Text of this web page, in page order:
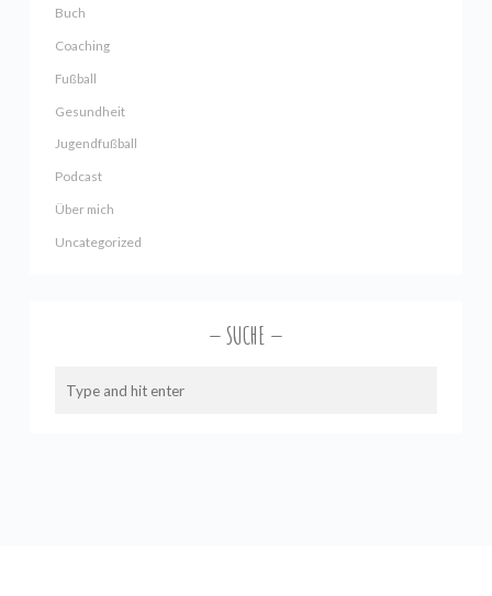
Buch
Coaching
Fußball
Gesundheit
Jugendfußball
Podcast
Über mich
Uncategorized
SUCHE